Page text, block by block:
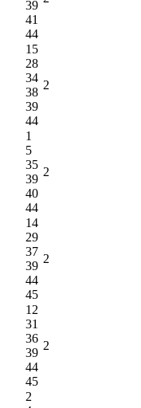
39
41
44
15
28
34
38
39
44
2
1
5
35
39
40
44
2
14
29
37
39
44
45
2
12
31
36
39
44
45
2
2